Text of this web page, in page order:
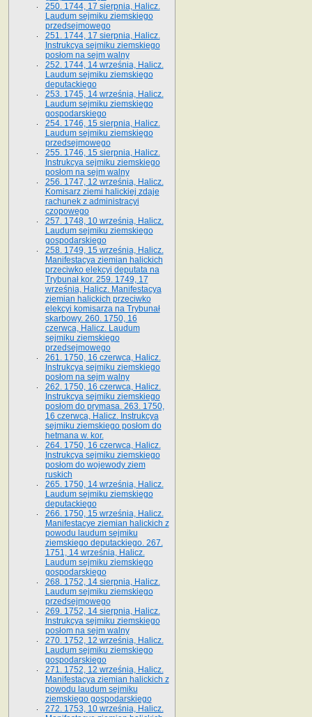
250. 1744, 17 sierpnia, Halicz.
Laudum sejmiku ziemskiego
przedsejmowego
251. 1744, 17 sierpnia, Halicz.
Instrukcya sejmiku ziemskiego
posłom na sejm walny
252. 1744, 14 września, Halicz.
Laudum sejmiku ziemskiego
deputackiego
253. 1745, 14 września, Halicz.
Laudum sejmiku ziemskiego
gospodarskiego
254. 1746, 15 sierpnia, Halicz.
Laudum sejmiku ziemskiego
przedsejmowego
255. 1746, 15 sierpnia, Halicz.
Instrukcya sejmiku ziemskiego
posłom na sejm walny
256. 1747, 12 września, Halicz.
Komisarz ziemi halickiej zdaje
rachunek z administracyi
czopowego
257. 1748, 10 września, Halicz.
Laudum sejmiku ziemskiego
gospodarskiego
258. 1749, 15 września, Halicz.
Manifestacya ziemian halickich
przeciwko elekcyi deputata na
Trybunał kor. 259. 1749, 17
września, Halicz. Manifestacya
ziemian halickich przeciwko
elekcyi komisarza na Trybunał
skarbowy. 260. 1750, 16
czerwca, Halicz. Laudum
sejmiku ziemskiego
przedsejmowego
261. 1750, 16 czerwca, Halicz.
Instrukcya sejmiku ziemskiego
posłom na sejm walny
262. 1750, 16 czerwca, Halicz.
Instrukcya sejmiku ziemskiego
posłom do prymasa. 263. 1750,
16 czerwca, Halicz. Instrukcya
sejmiku ziemskiego posłom do
hetmana w. kor.
264. 1750, 16 czerwca, Halicz.
Instrukcya sejmiku ziemskiego
posłom do wojewody ziem
ruskich
265. 1750, 14 września, Halicz.
Laudum sejmiku ziemskiego
deputackiego
266. 1750, 15 września, Halicz.
Manifestacye ziemian halickich z
powodu laudum sejmiku
ziemskiego deputackiego. 267.
1751, 14 września, Halicz.
Laudum sejmiku ziemskiego
gospodarskiego
268. 1752, 14 sierpnia, Halicz.
Laudum sejmiku ziemskiego
przedsejmowego
269. 1752, 14 sierpnia, Halicz.
Instrukcya sejmiku ziemskiego
posłom na sejm walny
270. 1752, 12 września, Halicz.
Laudum sejmiku ziemskiego
gospodarskiego
271. 1752, 12 września, Halicz.
Manifestacya ziemian halickich z
powodu laudum sejmiku
ziemskiego gospodarskiego
272. 1753, 10 września, Halicz.